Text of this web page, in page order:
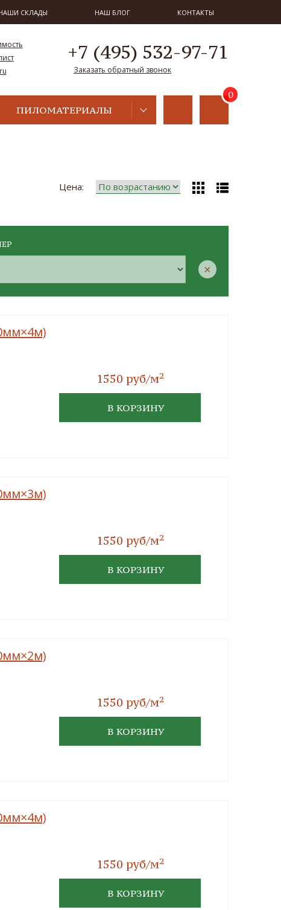
СКЛАДЫ НАШ БЛОГ КОНТАКТЫ
+7 (495) 532-97-71
Заказать обратный звонок
ПИЛОМАТЕРИАЛЫ
Цена:
1550 руб/м2
В КОРЗИНУ
1550 руб/м2
В КОРЗИНУ
1550 руб/м2
В КОРЗИНУ
1550 руб/м2
В КОРЗИНУ